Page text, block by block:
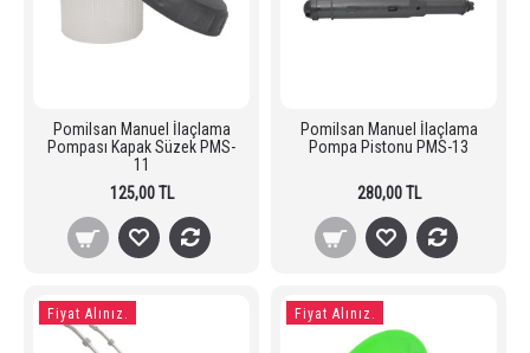
Pomilsan Manuel İlaçlama
Pompası Kapak Süzek PMS-
11
125,00 TL
Pomilsan Manuel İlaçlama
Pompa Pistonu PMS-13
280,00 TL
Fiyat Alınız. Fiyat Alınız.